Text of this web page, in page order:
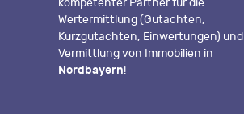
kompetenter Partner für die
Wertermittlung (Gutachten,
Kurzgutachten, Einwertungen) und
Vermittlung von Immobilien in
Nordbayern!